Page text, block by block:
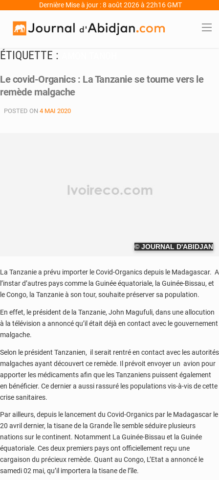
Dernière Mise à jour : 8 août 2026 à 22h16 GMT
ÉTIQUETTE :
Le covid-Organics : La Tanzanie se tourne vers le
remède malgache
POSTED ON 4 MAI 2020
© JOURNAL D'ABIDJAN
La Tanzanie a prévu importer le Covid-Organics depuis le Madagascar. A
l’instar d’autres pays comme la Guinée équatoriale, la Guinée-Bissau, et
le Congo, la Tanzanie à son tour, souhaite préserver sa population.
En effet, le président de la Tanzanie, John Magufuli, dans une allocution
à la télévision a annoncé qu’il était déjà en contact avec le gouvernement
malgache.
Selon le président Tanzanien, il serait rentré en contact avec les autorités
malgaches ayant découvert ce remède. Il prévoit envoyer un avion pour
apporter les médicaments afin que les Tanzaniens puissent également
en bénéficier. Ce dernier a aussi rassuré les populations vis-à-vis de cette
crise sanitaires.
Par ailleurs, depuis le lancement du Covid-Organics par le Madagascar le
20 avril dernier, la tisane de la Grande Île semble séduire plusieurs
nations sur le continent. Notamment La Guinée-Bissau et la Guinée
équatoriale. Ces deux premiers pays ont officiellement reçu une
cargaison du précieux remède. Quant au Congo, L’Etat a annoncé le
samedi 02 mai, qu’il importera la tisane de l’île.